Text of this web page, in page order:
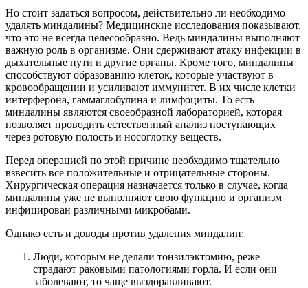
Но стоит задаться вопросом, действительно ли необходимо
удалять миндалины? Медицинские исследования показывают,
что это не всегда целесообразно. Ведь миндалины выполняют
важную роль в организме. Они сдерживают атаку инфекции в
дыхательные пути и другие органы. Кроме того, миндалины
способствуют образованию клеток, которые участвуют в
кровообращении и усиливают иммунитет. В их числе клетки
интерферона, гаммаглобулина и лимфоциты. То есть
миндалины являются своеобразной лабораторией, которая
позволяет проводить естественный анализ поступающих
через ротовую полость и носоглотку веществ.
Перед операцией по этой причине необходимо тщательно
взвесить все положительные и отрицательные стороны.
Хирургическая операция назначается только в случае, когда
миндалины уже не выполняют свою функцию и организм
инфицирован различными микробами.
Однако есть и доводы против удаления миндалин:
Люди, которым не делали тонзилэктомию, реже
страдают раковыми патологиями горла. И если они
заболевают, то чаще выздоравливают.